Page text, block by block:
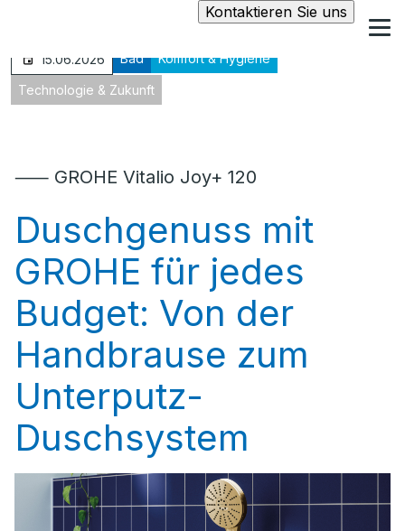
Kontaktieren Sie uns
15.06.2026 Bad Komfort & Hygiene
Technologie & Zukunft
⸺ GROHE Vitalio Joy+ 120
Duschgenuss mit
GROHE für jedes
Budget: Von der
Handbrause zum
Unterputz-
Duschsystem